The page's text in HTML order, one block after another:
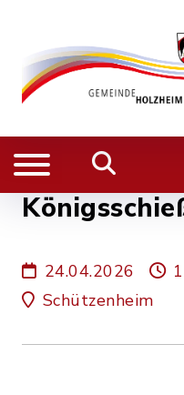
24.04.2026
Schützenheim